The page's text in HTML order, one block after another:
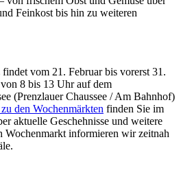
Feinkost bis hin zu weiteren
vom 21. Februar bis vorerst 31.
8 bis 13 Uhr auf dem
(Prenzlauer Chaussee / Am Bahnhof)
den Wochenmärkten finden Sie im
aktuelle Geschehnisse und weitere
informieren wir zeitnah